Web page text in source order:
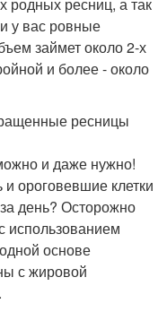
у вас ровные
займет около 2-х
и более - около
ресницы
и даже нужно!
ороговевшие клетки
день? Осторожно
использованием
основе
с жировой